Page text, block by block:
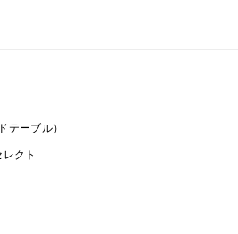
テーブル）
クト